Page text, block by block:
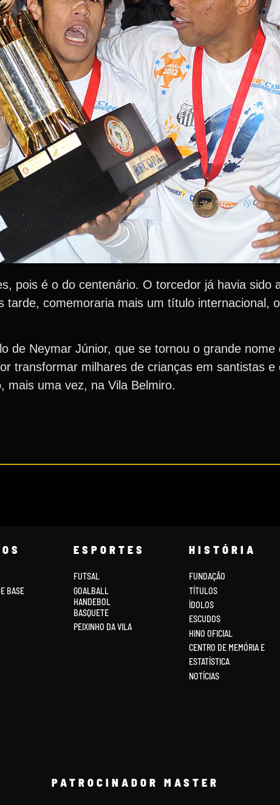
pois é o do centenário. O torcedor já havia sido
tarde, comemoraria mais um título internacional,
de Neymar Júnior, que se tornou o grande nome
transformar milhares de crianças em santistas e
mais uma vez, na Vila Belmiro.
BASE
ESPORTES
FUTSAL
GOALBALL
HANDEBOL
BASQUETE
PEIXINHO DA VILA
HISTÓRIA
FUNDAÇÃO
TÍTULOS
ÍDOLOS
ESCUDOS
HINO OFICIAL
CENTRO DE MEMÓRIA E
ESTATÍSTICA
NOTÍCIAS
PATROCINADOR MASTER